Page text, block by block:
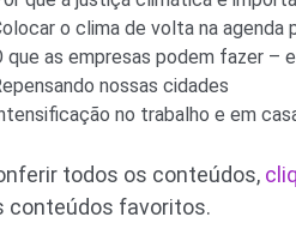
o clima de volta na agenda
que as empresas podem fazer –
nossas cidades
no trabalho e em
todos os conteúdos,
conteúdos favoritos.